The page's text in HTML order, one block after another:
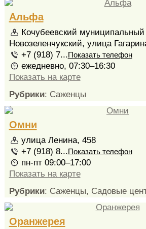
Альфа
Кочубеевский муниципальный
Новозеленчукский, улица
+7 (918) 7...Показать телефон
ежедневно, 07:30–16:30
Показать на карте
Рубрики: Саженцы
Омни
улица Ленина, 458
+7 (918) 8...Показать телефон
пн-пт 09:00–17:00
Показать на карте
Рубрики: Саженцы, Садовые
Оранжерея